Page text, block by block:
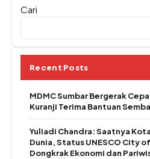
Cari
Recent Posts
MDMC Sumbar Bergerak
Kuranji Terima Bantuan
Yuliadi Chandra: Saatnya
Dunia, Status UNESCO City
Dongkrak Ekonomi dan